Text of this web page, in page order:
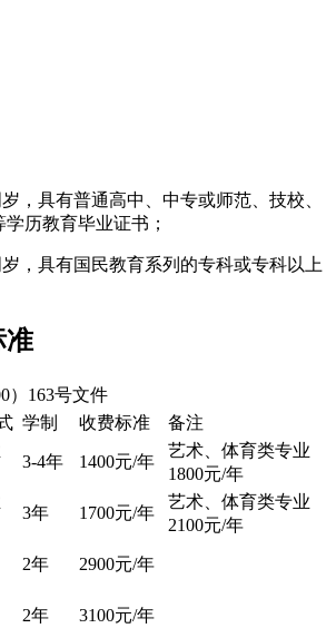
，具有普通高中、中专或师范、技校、
历教育毕业证书；
，具有国民教育系列的专科或专科以上
准
）163号文件
学制 收费标准
备注
3-4年 1400元/年
艺术、体育类专业
1800元/年
3年 1700元/年
艺术、体育类专业
2100元/年
2年 2900元/年
2年 3100元/年